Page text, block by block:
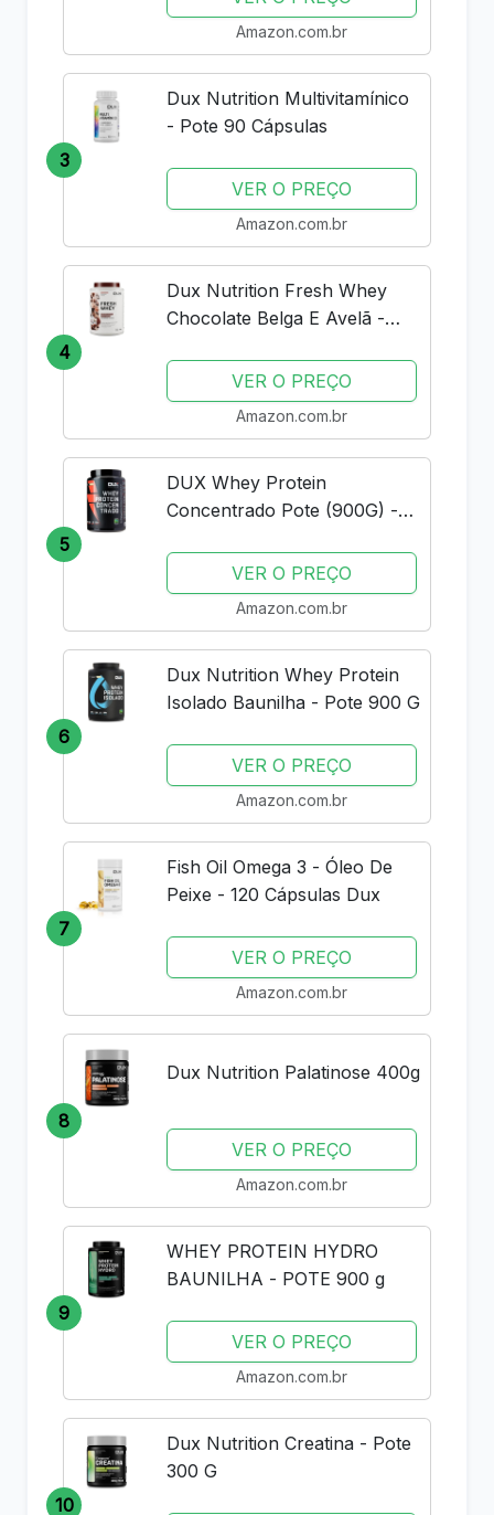
Amazon.com.br
3
Dux Nutrition Multivitamínico
- Pote 90 Cápsulas
VER O PREÇO
Amazon.com.br
4
Dux Nutrition Fresh Whey
Chocolate Belga E Avelã -
VER O PREÇO
Amazon.com.br
5
DUX Whey Protein
Concentrado Pote (900G) -
VER O PREÇO
Amazon.com.br
6
Dux Nutrition Whey Protein
Isolado Baunilha - Pote 900 G
VER O PREÇO
Amazon.com.br
7
Fish Oil Omega 3 - Óleo De
Peixe - 120 Cápsulas Dux
VER O PREÇO
Amazon.com.br
8
Dux Nutrition Palatinose 400g
VER O PREÇO
Amazon.com.br
9
WHEY PROTEIN HYDRO
BAUNILHA - POTE 900 g
VER O PREÇO
Amazon.com.br
10
Dux Nutrition Creatina - Pote
300 G